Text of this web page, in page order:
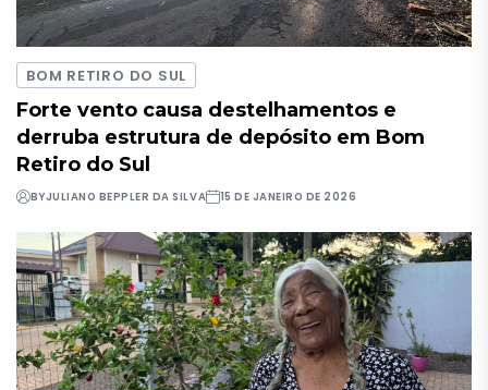
BOM RETIRO DO SUL
Forte vento causa destelhamentos e
derruba estrutura de depósito em Bom
Retiro do Sul
BYJULIANO BEPPLER DA SILVA 15 DE JANEIRO DE 2026